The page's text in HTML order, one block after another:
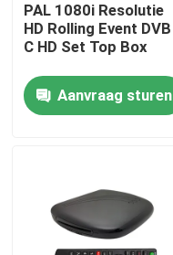
VR-show
Over ons
PAL 1080i Resolutie
HD Rolling Event DVB
C HD Set Top Box
Aanvraag sturen